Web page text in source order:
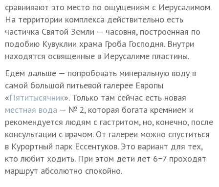
сравнивают это место по ощущениям с Иерусалимом.
На территории комплекса действительно есть
частичка Святой Земли — часовня, построенная по
подобию Кувуклии храма Гроба Господня. Внутри
находятся освященные в Иерусалиме пластины.
Едем дальше — попробовать минеральную воду в
самой большой питьевой галерее Европы
«Пятитысячник». Только там сейчас есть новая
местная вода — № 2, которая богата кремнием и
рекомендуется людям с гастритом, но, конечно, после
консультации с врачом. От галереи можно спуститься
в Курортный парк Ессентуков. Это вариант для тех,
кто любит ходить. При этом дети лет 6−7 проходят
маршрут абсолютно спокойно.